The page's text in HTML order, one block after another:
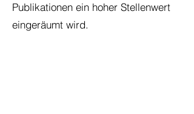
Publikationen ein hoher Stellenwert
eingeräumt wird.